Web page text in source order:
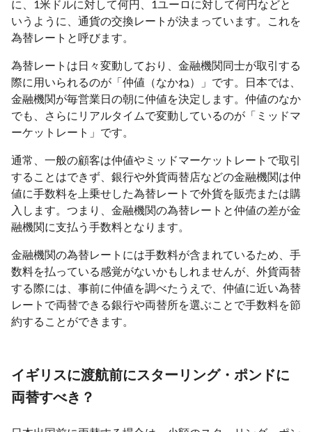
に、1米ドルに対して何円、1ユーロに対して何円などと
いうように、通貨の交換レートが決まっています。これを
為替レートと呼びます。
為替レートは日々変動しており、金融機関同士が取引する
際に用いられるのが「仲値（なかね）」です。日本では、
金融機関が毎営業日の朝に仲値を決定します。仲値のなか
でも、さらにリアルタイムで変動しているのが「ミッドマ
ーケットレート」です。
通常、一般の顧客は仲値やミッドマーケットレートで取引
することはできず、銀行や外貨両替店などの金融機関は仲
値に手数料を上乗せした為替レートで外貨を販売または購
入します。つまり、金融機関の為替レートと仲値の差が金
融機関に支払う手数料となります。
金融機関の為替レートには手数料が含まれているため、手
数料を払っている感覚がないかもしれませんが、外貨両替
する際には、事前に仲値を調べたうえで、仲値に近い為替
レートで両替できる銀行や両替所を選ぶことで手数料を節
約することができます。
イギリスに渡航前にスターリング・ポンドに
両替すべき？